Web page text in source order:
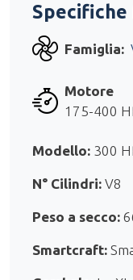
Famiglia:
Motore
175-400
Modello: 300
N° Cilindri: V8
Peso a secco:
Smartcraft: